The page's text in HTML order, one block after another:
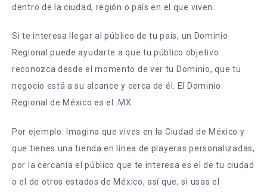
dentro de la ciudad, región o país en el que viven.
Si te interesa llegar al público de tu país, un Dominio
Regional puede ayudarte a que tu público objetivo
reconozca desde el momento de ver tu Dominio, que tu
negocio está a su alcance y cerca de él. El Dominio
Regional de México es el .MX
Por ejemplo. Imagina que vives en la Ciudad de México y
que tienes una tienda en línea de playeras personalizadas,
por la cercanía el público que te interesa es el de tu ciudad
o el de otros estados de México, así que, si usas el